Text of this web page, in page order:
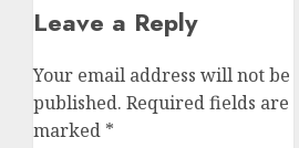
Leave a Reply
Your email address will not be
published. Required fields are
marked *